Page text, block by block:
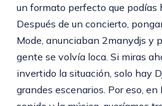
un formato perfecto que podías
Después de un concierto,
Mode, anunciaban 2manydjs y
gente se volvía loca. Si miras
invertido la situación, solo hay
grandes escenarios. Por eso,